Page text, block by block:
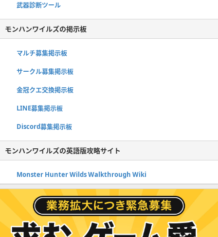
武器診断ツール
モンハンワイルズの掲示板
マルチ募集掲示板
サークル募集掲示板
金冠クエ交換掲示板
LINE募集掲示板
Discord募集掲示板
モンハンワイルズの英語版攻略サイト
Monster Hunter Wilds Walkthrough Wiki